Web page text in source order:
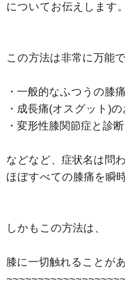
についてお伝えします。
この方法は非常に万能で
・一般的なふつうの膝痛
・成長痛(オスグット)
・変形性膝関節症と診
などなど、症状名は問
ほぼすべての膝痛を瞬
しかもこの方法は、
膝に一切触れることが